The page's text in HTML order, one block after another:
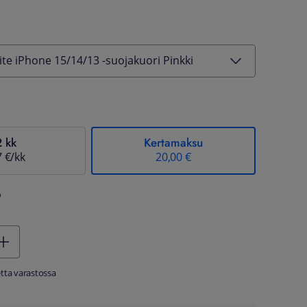
iPhone 15/14/13 -suojakuori Pinkki
kk
€/kk
Kertamaksu
20,00 €
varastossa